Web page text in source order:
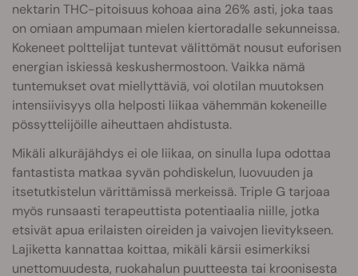
nektarin THC-pitoisuus kohoaa aina 26% asti, joka taas
on omiaan ampumaan mielen kiertoradalle sekunneissa.
Kokeneet polttelijat tuntevat välittömät nousut euforisen
energian iskiessä keskushermostoon. Vaikka nämä
tuntemukset ovat miellyttäviä, voi olotilan muutoksen
intensiivisyys olla helposti liikaa vähemmän kokeneille
pössyttelijöille aiheuttaen ahdistusta.
Mikäli alkuräjähdys ei ole liikaa, on sinulla lupa odottaa
fantastista matkaa syvän pohdiskelun, luovuuden ja
itsetutkistelun värittämissä merkeissä. Triple G tarjoaa
myös runsaasti terapeuttista potentiaalia niille, jotka
etsivät apua erilaisten oireiden ja vaivojen lievitykseen.
Lajiketta kannattaa koittaa, mikäli kärsii esimerkiksi
unettomuudesta, ruokahalun puutteesta tai kroonisesta